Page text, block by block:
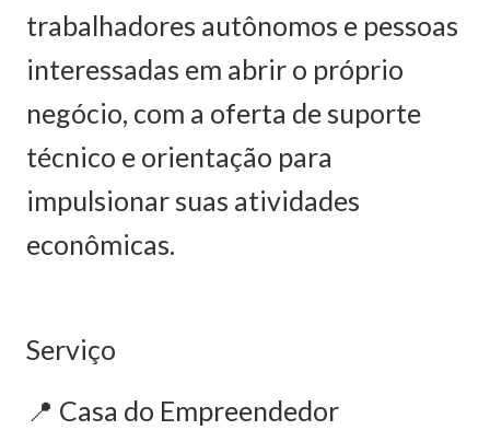
trabalhadores autônomos e pessoas
interessadas em abrir o próprio
negócio, com a oferta de suporte
técnico e orientação para
impulsionar suas atividades
econômicas.
Serviço
📍 Casa do Empreendedor